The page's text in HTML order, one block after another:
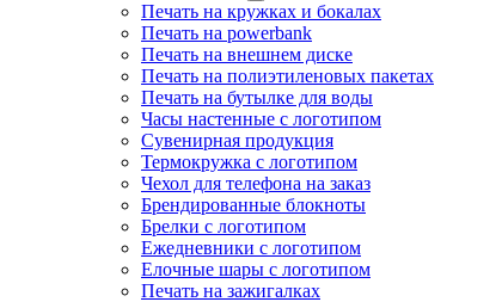
Печать на кружках и бокалах
Печать на powerbank
Печать на внешнем диске
Печать на полиэтиленовых пакетах
Печать на бутылке для воды
Часы настенные с логотипом
Сувенирная продукция
Термокружка с логотипом
Чехол для телефона на заказ
Брендированные блокноты
Брелки с логотипом
Ежедневники с логотипом
Елочные шары с логотипом
Печать на зажигалках